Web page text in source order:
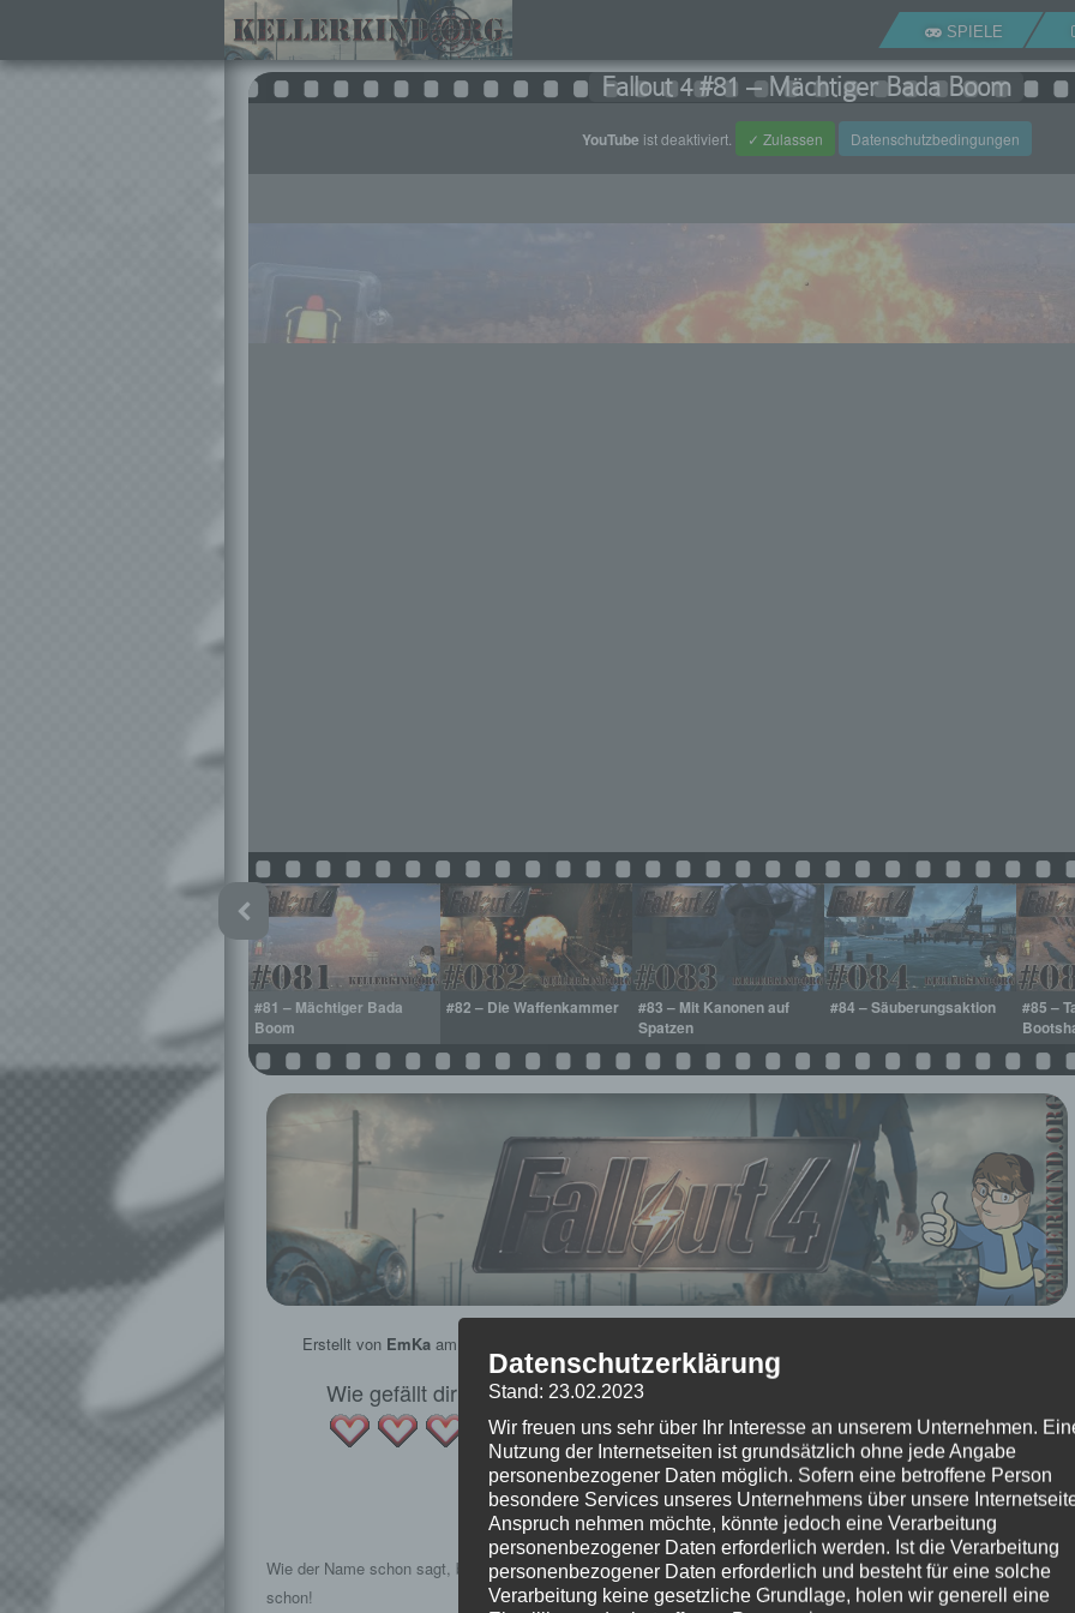
SPIELE
Fallout 4 #81 – Mächtiger Bada Boom
YouTube ist deaktiviert. ✓ Zulassen Datenschutzbedingungen
#81 – Mächtiger Bada
Boom
#82 – Die Waffenkammer
#83 – Mit Kanonen auf
Spatzen
#84 – Säuberungsaktion
#85 –
Erstellt von EmKa am
Wie gefällt dir dieser Beitrag?
(Bisher keine Bewertungen)
★ Fallout 4 ★
Folge #081 – Mächtiger Bada Boom
Wie der Name schon sagt, beginnen wir die Folge mit einem riesigen Knall 🙂 Was dann kommt … wer weiß das
schon!
Datenschutzerklärung
Stand: 23.02.2023
Wir freuen uns sehr über Ihr Interesse an unserem Unternehmen.
Nutzung der Internetseiten ist grundsätzlich ohne jede Angabe
personenbezogener Daten möglich. Sofern eine betroffene Person
besondere Services unseres Unternehmens über unsere
Anspruch nehmen möchte, könnte jedoch eine Verarbeitung
personenbezogener Daten erforderlich werden. Ist die Verarbeitung
personenbezogener Daten erforderlich und besteht für eine solche
Verarbeitung keine gesetzliche Grundlage, holen wir generell eine